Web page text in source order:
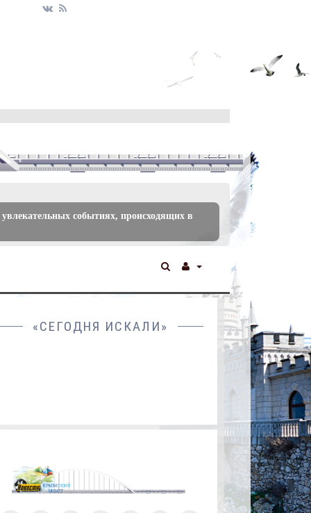
событиях, происходящих в
«СЕГОДНЯ ИСКАЛИ»
СОЦ
СЕТИ